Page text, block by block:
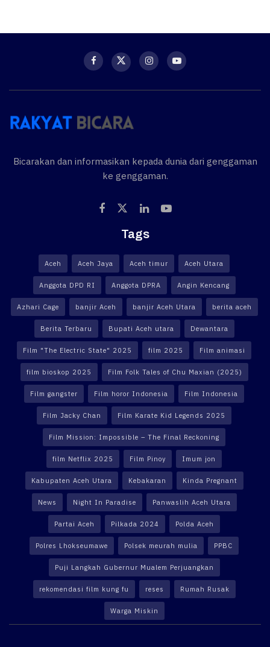
Bicarakan dan informasikan kepada dunia dari genggaman
ke genggaman.
Tags
Aceh Aceh Jaya Aceh timur Aceh Utara
Anggota DPD RI Anggota DPRA Angin Kencang
Azhari Cage banjir Aceh banjir Aceh Utara berita aceh
Berita Terbaru Bupati Aceh utara Dewantara
Film "The Electric State" 2025 film 2025 Film animasi
film bioskop 2025 Film Folk Tales of Chu Maxian (2025)
Film gangster Film horor Indonesia Film Indonesia
Film Jacky Chan Film Karate Kid Legends 2025
Film Mission: Impossible – The Final Reckoning
film Netflix 2025 Film Pinoy Imum jon
Kabupaten Aceh Utara Kebakaran Kinda Pregnant
News Night In Paradise Panwaslih Aceh Utara
Partai Aceh Pilkada 2024 Polda Aceh
Polres Lhokseumawe Polsek meurah mulia PPBC
Puji Langkah Gubernur Mualem Perjuangkan
rekomendasi film kung fu reses Rumah Rusak
Warga Miskin